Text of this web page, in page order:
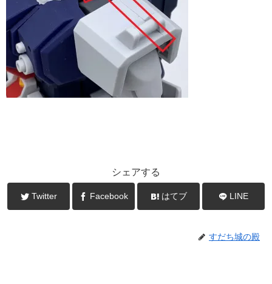
シェアする
Twitter Facebook はてブ LINE
すだち城の殿